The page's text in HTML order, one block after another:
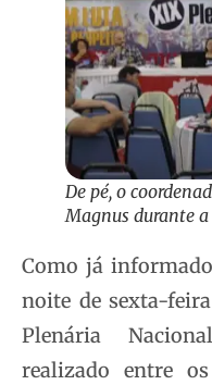
De pé, o
Magnus durante a
Como já
noite de sexta-
Plenária
realizado entre